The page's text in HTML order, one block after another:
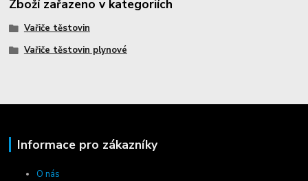
Zboží zařazeno v kategoriích
Vařiče těstovin
Vařiče těstovin plynové
Informace pro zákazníky
O nás